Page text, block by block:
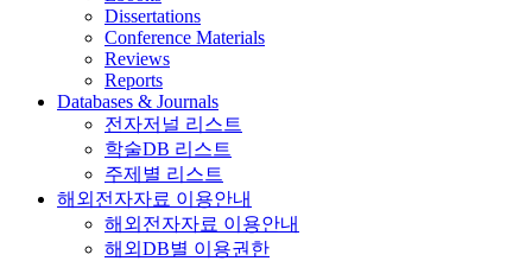
Dissertations
Conference Materials
Reviews
Reports
Databases & Journals
전자저널 리스트
학술DB 리스트
주제별 리스트
해외전자자료 이용안내
해외전자자료 이용안내
해외DB별 이용권한